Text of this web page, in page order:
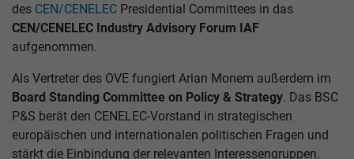
des CEN/CENELEC Presidential Committees in das
CEN/CENELEC Industry Advisory Forum IAF
aufgenommen.
Als Vertreter des OVE fungiert Arian Monem außerdem im
Board Standing Committee on Policy & Strategy. Das BSC
P&S berät den CENELEC-Vorstand in strategischen
europäischen und internationalen politischen Fragen und
stärkt die Einbindung der relevanten Interessengruppen.